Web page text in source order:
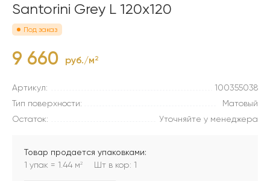
Santorini Grey L 120x120
Под заказ
9 660 руб./м2
Артикул:
100355038
Тип поверхности:
Матовый
Остаток:
Уточняйте у менеджера
Товар продается упаковками:
1 упак = 1.44 м2 Шт в кор: 1